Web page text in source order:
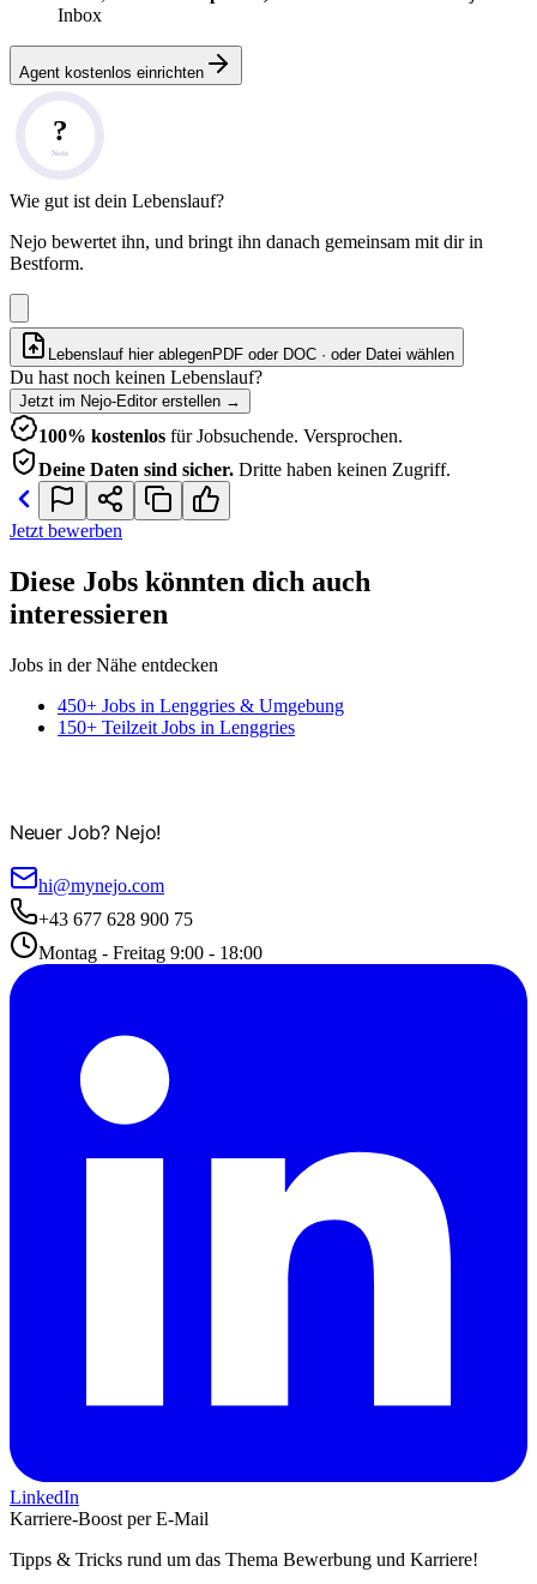
Inbox
Agent kostenlos einrichten
?
Note
Wie gut ist dein Lebenslauf?
Nejo bewertet ihn, und bringt ihn danach gemeinsam mit dir in
Bestform.
Lebenslauf hier ablegenPDF oder DOC · oder Datei wählen
Du hast noch keinen Lebenslauf?
Jetzt im Nejo-Editor erstellen →
100% kostenlos für Jobsuchende. Versprochen.
Deine Daten sind sicher. Dritte haben keinen Zugriff.
Jetzt bewerben
Diese Jobs könnten dich auch
interessieren
Jobs in der Nähe entdecken
450+ Jobs in Lenggries & Umgebung
150+ Teilzeit Jobs in Lenggries
Neuer Job? Nejo!
hi@mynejo.com
+43 677 628 900 75
Montag - Freitag 9:00 - 18:00
LinkedIn
Karriere-Boost per E-Mail
Tipps & Tricks rund um das Thema Bewerbung und Karriere!